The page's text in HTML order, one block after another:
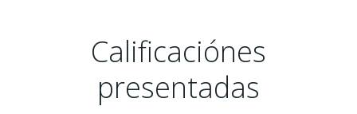
Calificaciónes
presentadas